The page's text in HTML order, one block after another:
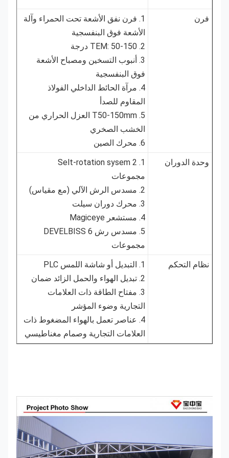
1. فرن نفق الأشعة تحت الحمراء وآلة
الأشعة فوق البنفسجية
3. أنبوب التسخين ومصباح الأشعة
فوق البنفسجية
4. مرآة الحائط الداخلي الفولاذ
المقاوم للصدأ
5. T50-150mm العزل الحراري من
الخشب الصخري
وحدة الدوران
1. Selt-rotation sysem 2
مجموعات
5. مسدس رش DEVELBISS 6
مجموعات
نظام التحكم
3. مفتاح الطاقة ذات العلامات
التجارية وضوء المؤشر
4. عناصر تعمل بالهواء المضغوط ذات
العلامات التجارية وصمام مغناطيسي